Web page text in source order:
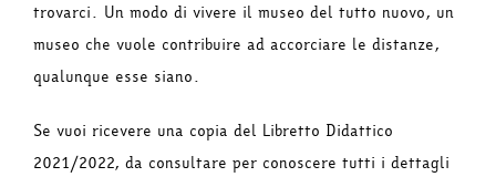
trovarci. Un modo di vivere il museo del tutto nuovo, un
museo che vuole contribuire ad accorciare le distanze,
qualunque esse siano.
Se vuoi ricevere una copia del Libretto Didattico
2021/2022, da consultare per conoscere tutti i dettagli